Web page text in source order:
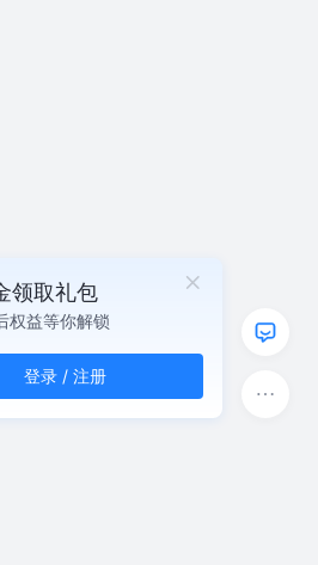
领取礼包
权益等你解锁
登录 / 注册